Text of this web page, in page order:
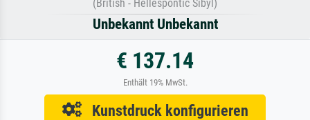
(British - Hellespontic Sibyl)
Unbekannt Unbekannt
€ 137.14
Enthält 19% MwSt.
Kunstdruck konfigurieren